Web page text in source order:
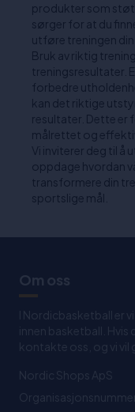
produkter som
sørger for at du
utføre treningen din
Bruk av riktig
treningsresultater.
forbedre
kan det riktige
resultater. Dette er
målrettet og
Vi inviterer deg til
oppdage hvordan
transformere din
sportslige mål.
Om oss
I Nordicbasketball er
innen basketball. Hvis
kontakte oss, og vi vil
Nordic Shops ApS